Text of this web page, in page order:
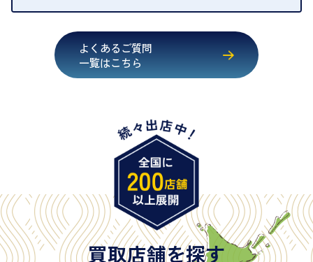
・健康保険証確認書
・マイナンバーカード
・在留カード
・旧パスポート
※原則として「公的機関が発行し、氏名、住所、生
年月日が記載されているもの
※日本国政府発行のもの
※2020年2月4日以降に申請された新型パスポートに
は「所持人記入欄（住所記載欄）」が存在しないた
よくあるご質問
一覧はこちら
買取店舗を探す